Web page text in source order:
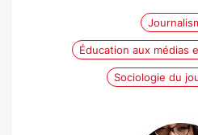
Éducation aux médias
Sociologie du